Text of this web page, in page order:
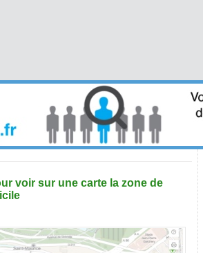
voir sur une carte la zone de